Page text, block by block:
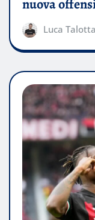
nuova
Luca Talotta